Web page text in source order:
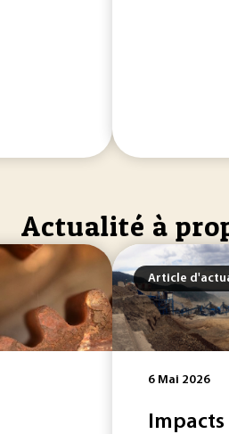
Actualité à
Article
6 Mai 2026